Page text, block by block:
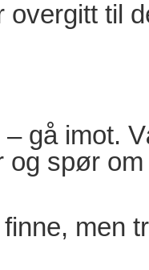
overgitt til
– gå imot.
og spør
men